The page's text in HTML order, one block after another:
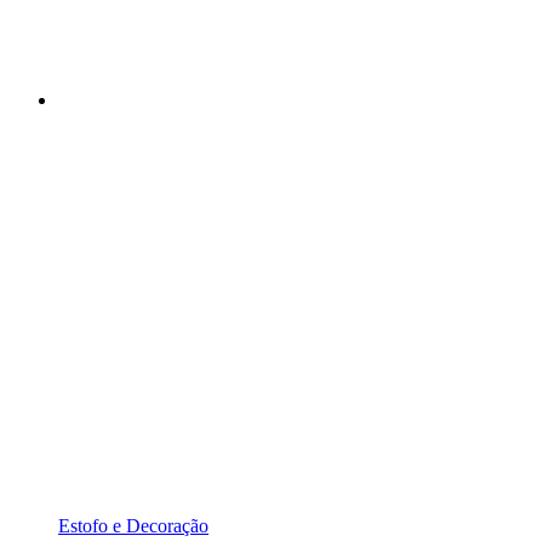
Estofo e Decoração